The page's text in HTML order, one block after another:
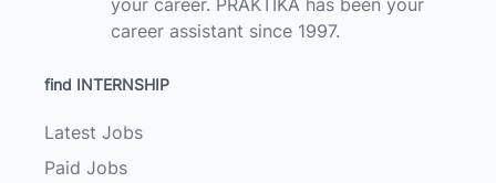
career assistant since 1997.
find INTERNSHIP
Latest Jobs
Paid Jobs